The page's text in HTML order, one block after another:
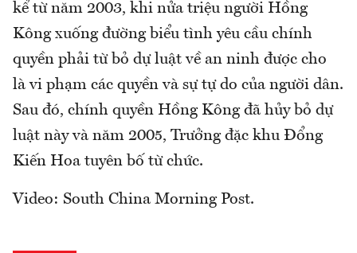
kể từ năm 2003, khi nửa triệu người Hồng
Kông xuống đường biểu tình yêu cầu chính
quyền phải từ bỏ dự luật về an ninh được cho
là vi phạm các quyền và sự tự do của người dân.
Sau đó, chính quyền Hồng Kông đã hủy bỏ dự
luật này và năm 2005, Trưởng đặc khu Đổng
Kiến Hoa tuyên bố từ chức.
Video: South China Morning Post.